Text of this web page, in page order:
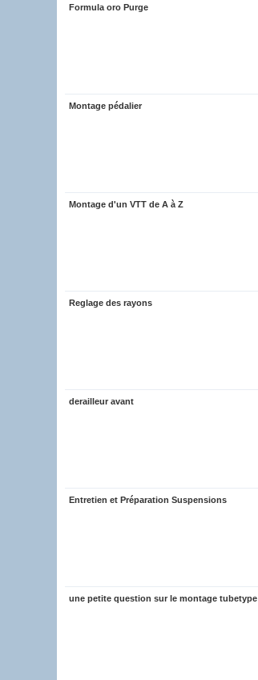
Formula oro Purge
Montage pédalier
Montage d'un VTT de A à Z
Reglage des rayons
derailleur avant
Entretien et Préparation Suspensions
une petite question sur le montage tubetype